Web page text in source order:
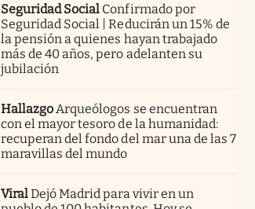
Seguridad Social Confirmado por
Seguridad Social | Reducirán un 15% de
la pensión a quienes hayan trabajado
más de 40 años, pero adelanten su
jubilación
HallazgoArqueólogos se encuentran
con el mayor tesoro de la humanidad:
recuperan del fondo del mar una de las 7
maravillas del mundo
ViralDejó Madrid para vivir en un